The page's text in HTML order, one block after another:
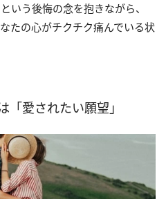
いう後悔の念を抱きながら、
たの心がチクチク痛んでいる状
「愛されたい願望」